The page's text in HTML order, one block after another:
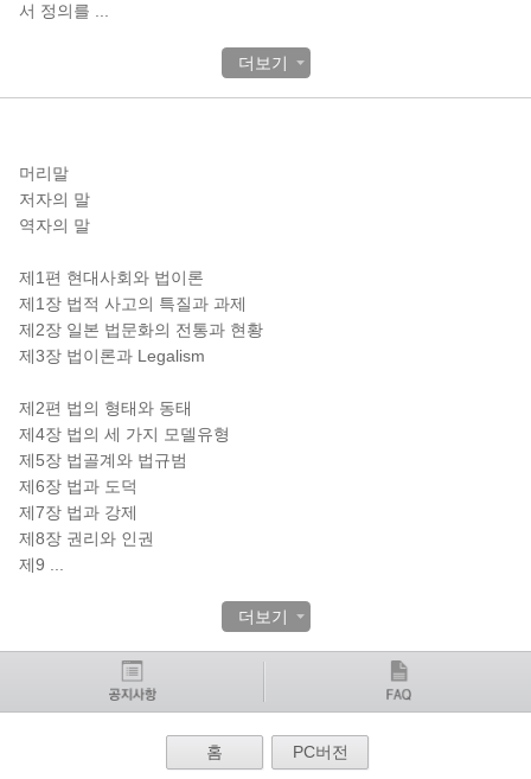
서 정의를
더보기
머리말
저자의 말
역자의 말
제1편 현대사회와 법이론
제1장 법적 사고의 특질과 과제
제2장 일본 법문화의 전통과 현황
제3장 법이론과 Legalism
제2편 법의 형태와 동태
제4장 법의 세 가지 모델유형
제5장 법골계와 법규범
제6장 법과 도덕
제7장 법과 강제
제8장 권리와 인권
제9
더보기
홈 PC버전